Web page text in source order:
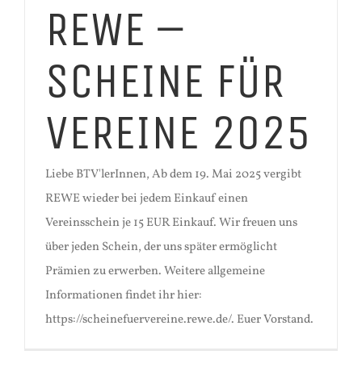
REWE –
SCHEINE FÜR
VEREINE 2025
Liebe BTV'lerInnen, Ab dem 19. Mai 2025 vergibt
REWE wieder bei jedem Einkauf einen
Vereinsschein je 15 EUR Einkauf. Wir freuen uns
über jeden Schein, der uns später ermöglicht
Prämien zu erwerben. Weitere allgemeine
Informationen findet ihr hier:
https://scheinefuervereine.rewe.de/. Euer Vorstand.